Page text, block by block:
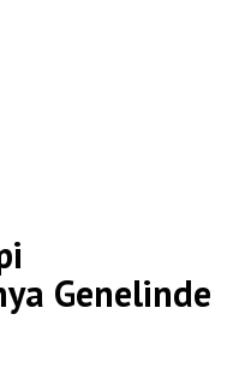
Genelinde